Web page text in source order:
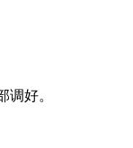
调好。